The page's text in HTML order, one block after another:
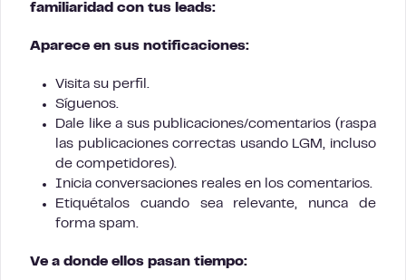
familiaridad con tus leads:
Aparece en sus notificaciones:
Visita su perfil.
Síguenos.
Dale like a sus publicaciones/comentarios (raspa
las publicaciones correctas usando LGM, incluso
de competidores).
Inicia conversaciones reales en los comentarios.
Etiquétalos cuando sea relevante, nunca de
forma spam.
Ve a donde ellos pasan tiempo: